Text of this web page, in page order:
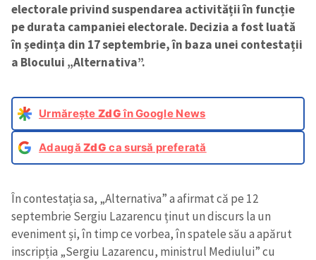
electorale privind suspendarea activității în funcție
pe durata campaniei electorale. Decizia a fost luată
în ședința din 17 septembrie, în baza unei contestații
a Blocului „Alternativa”.
Urmărește ZdGîn Google News
AdaugăZdG ca sursă preferată
În contestația sa, „Alternativa” a afirmat că pe 12
septembrie Sergiu Lazarencu ținut un discurs la un
eveniment și, în timp ce vorbea, în spatele său a apărut
inscripția „Sergiu Lazarencu, ministrul Mediului” cu